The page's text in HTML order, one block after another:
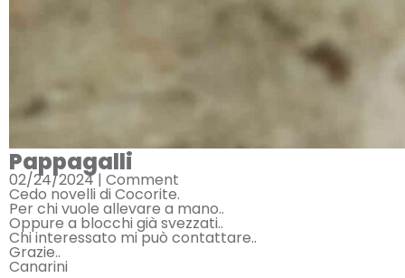
Pappagalli
02/24/2024 | Comment
Cedo novelli di Cocorite.
Per chi vuole allevare a mano..
Oppure a blocchi già svezzati..
Chi interessato mi può contattare..
Grazie..
Canarini